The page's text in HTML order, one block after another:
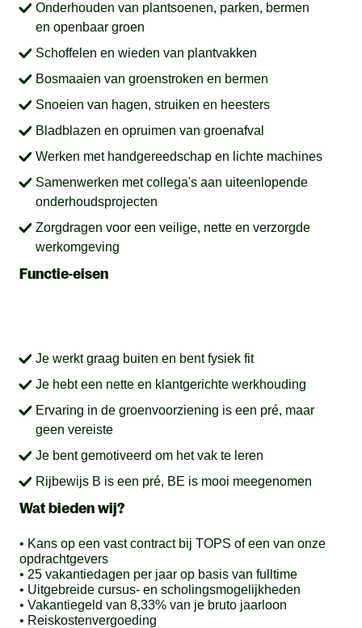
Onderhouden van plantsoenen, parken, bermen
en openbaar groen
Schoffelen en wieden van plantvakken
Bosmaaien van groenstroken en bermen
Snoeien van hagen, struiken en heesters
Bladblazen en opruimen van groenafval
Werken met handgereedschap en lichte machines
Samenwerken met collega's aan uiteenlopende
onderhoudsprojecten
Zorgdragen voor een veilige, nette en verzorgde
werkomgeving
Functie-eisen
Je werkt graag buiten en bent fysiek fit
Je hebt een nette en klantgerichte werkhouding
Ervaring in de groenvoorziening is een pré, maar
geen vereiste
Je bent gemotiveerd om het vak te leren
Rijbewijs B is een pré, BE is mooi meegenomen
Wat bieden wij?
• Kans op een vast contract bij TOPS of een van onze
opdrachtgevers
• 25 vakantiedagen per jaar op basis van fulltime
• Uitgebreide cursus- en scholingsmogelijkheden
• Vakantiegeld van 8,33% van je bruto jaarloon
• Reiskostenvergoeding